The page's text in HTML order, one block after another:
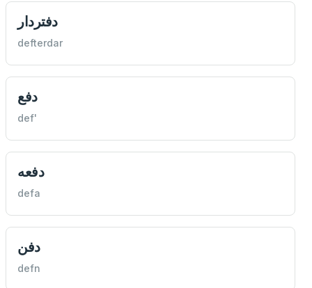
دفتردار
defterdar
دفع
def'
دفعه
defa
دفن
defn